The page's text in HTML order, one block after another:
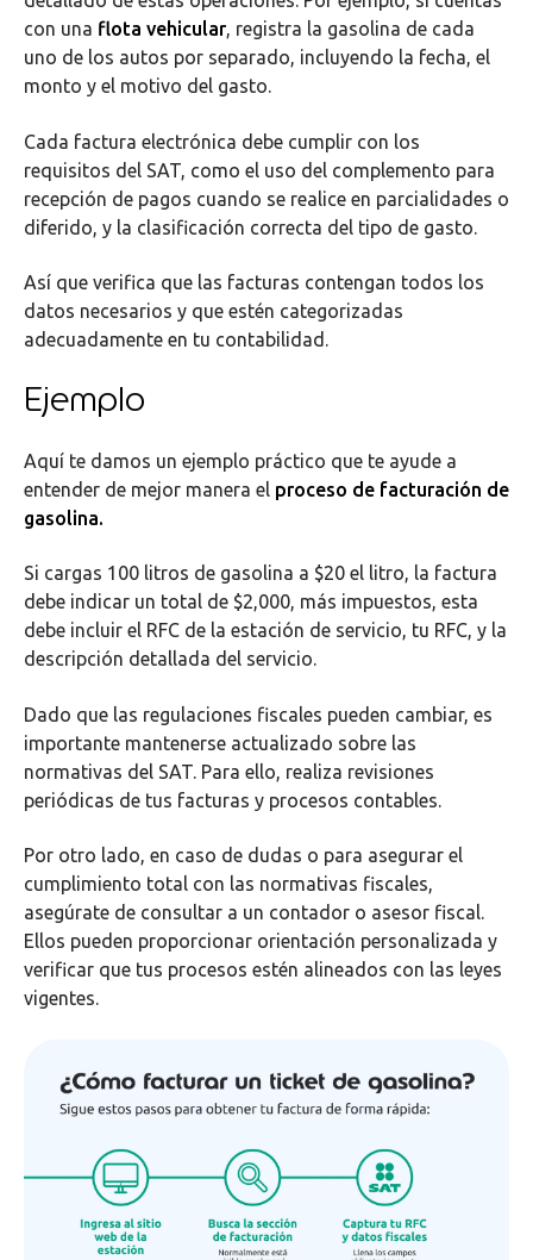
con una flota vehicular, registra la gasolina de cada
uno de los autos por separado, incluyendo la fecha, el
monto y el motivo del gasto.
Cada factura electrónica debe cumplir con los
requisitos del SAT, como el uso del complemento para
recepción de pagos cuando se realice en parcialidades o
diferido, y la clasificación correcta del tipo de gasto.
Así que verifica que las facturas contengan todos los
datos necesarios y que estén categorizadas
adecuadamente en tu contabilidad.
Ejemplo
Aquí te damos un ejemplo práctico que te ayude a
entender de mejor manera el proceso de facturación de
gasolina.
Si cargas 100 litros de gasolina a $20 el litro, la factura
debe indicar un total de $2,000, más impuestos, esta
debe incluir el RFC de la estación de servicio, tu RFC, y la
descripción detallada del servicio.
Dado que las regulaciones fiscales pueden cambiar, es
importante mantenerse actualizado sobre las
normativas del SAT. Para ello, realiza revisiones
periódicas de tus facturas y procesos contables.
Por otro lado, en caso de dudas o para asegurar el
cumplimiento total con las normativas fiscales,
asegúrate de consultar a un contador o asesor fiscal.
Ellos pueden proporcionar orientación personalizada y
verificar que tus procesos estén alineados con las leyes
vigentes.